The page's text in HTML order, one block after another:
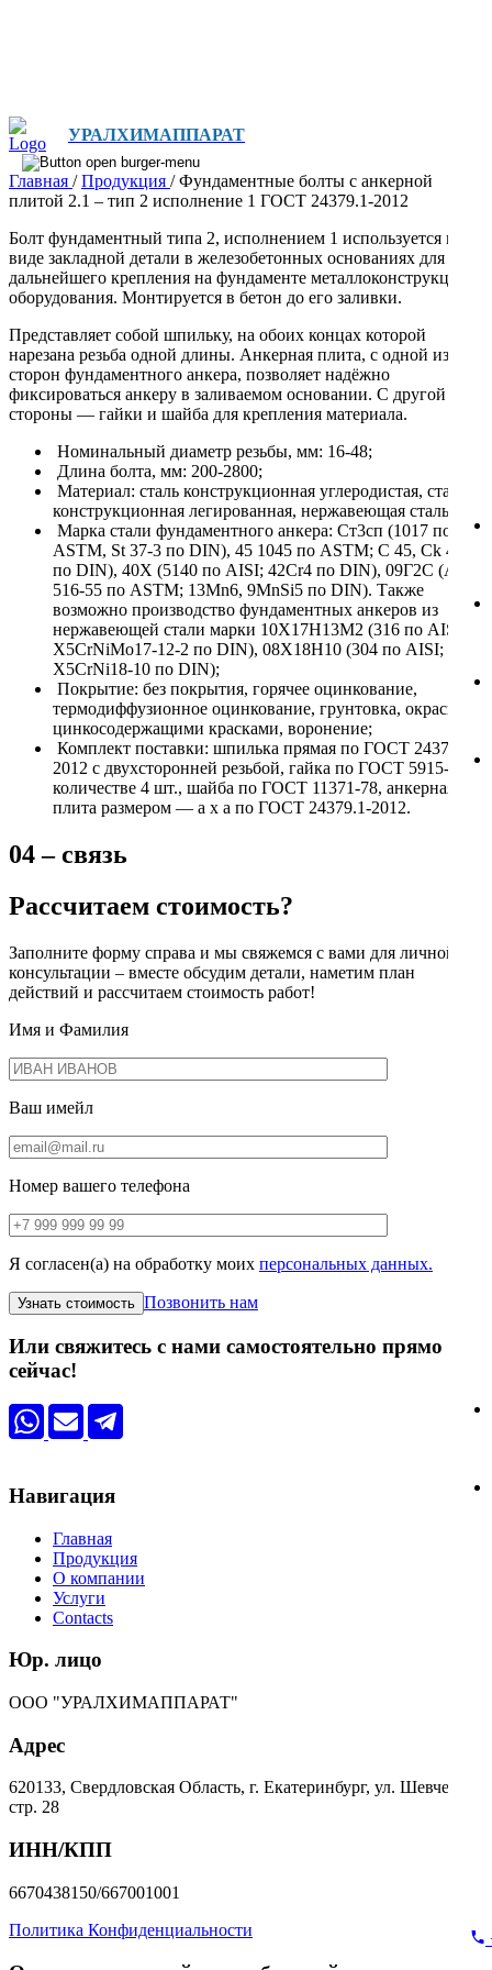
УРАЛХИМАППАРАТ
Главная /Продукция /Фундаментные болты с анкерной
плитой 2.1 – тип 2 исполнение 1 ГОСТ 24379.1-2012
Болт фундаментный типа 2, исполнением 1 используется в
виде закладной детали в железобетонных основаниях для
дальнейшего крепления на фундаменте металлоконструкций и
оборудования. Монтируется в бетон до его заливки.
Представляет собой шпильку, на обоих концах которой
нарезана резьба одной длины. Анкерная плита, с одной из
сторон фундаментного анкера, позволяет надёжно
фиксироваться анкеру в заливаемом основании. С другой
стороны — гайки и шайба для крепления материала.
Номинальный диаметр резьбы, мм: 16-48;
Длина болта, мм: 200-2800;
Материал: сталь конструкционная углеродистая, сталь
конструкционная легированная, нержавеющая сталь;
Марка стали фундаментного анкера: Ст3сп (1017 по
ASTM, St 37-3 по DIN), 45 1045 по ASTM; C 45, Ck 45
по DIN), 40Х (5140 по AISI; 42Cr4 по DIN), 09Г2С (A
516-55 по ASTM; 13Mn6, 9MnSi5 по DIN). Также
возможно производство фундаментных анкеров из
нержавеющей стали марки 10Х17Н13М2 (316 по AISI;
X5CrNiMo17-12-2 по DIN), 08Х18Н10 (304 по AISI;
X5CrNi18-10 по DIN);
Покрытие: без покрытия, горячее оцинкование,
термодиффузионное оцинкование, грунтовка, окраска
цинкосодержащими красками, воронение;
Комплект поставки: шпилька прямая по ГОСТ 24379.1-
2012 с двухсторонней резьбой, гайка по ГОСТ 5915-70 в
количестве 4 шт., шайба по ГОСТ 11371-78, анкерная
плита размером — а х а по ГОСТ 24379.1-2012.
04 – связь
Рассчитаем стоимость?
Заполните форму справа и мы свяжемся с вами для личной
консультации – вместе обсудим детали, наметим план
действий и рассчитаем стоимость работ!
Имя и Фамилия
Ваш имейл
Номер вашего телефона
Я согласен(а) на обработку моих персональных данных.
Позвонить нам
Или свяжитесь с нами самостоятельно прямо
сейчас!
Навигация
Главная
Продукция
О компании
Услуги
Contacts
Юр. лицо
ООО "УРАЛХИМАППАРАТ"
Адрес
620133, Свердловская Область, г. Екатеринбург, ул. Шевченко,
стр. 28
ИНН/КПП
6670438150/667001001
Политика Конфиденциальности